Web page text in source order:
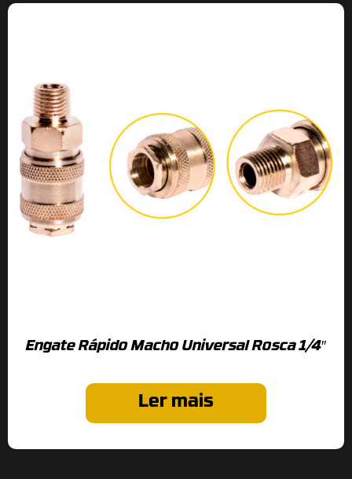
Engate Rápido Macho Universal Rosca 1/4″
Ler mais